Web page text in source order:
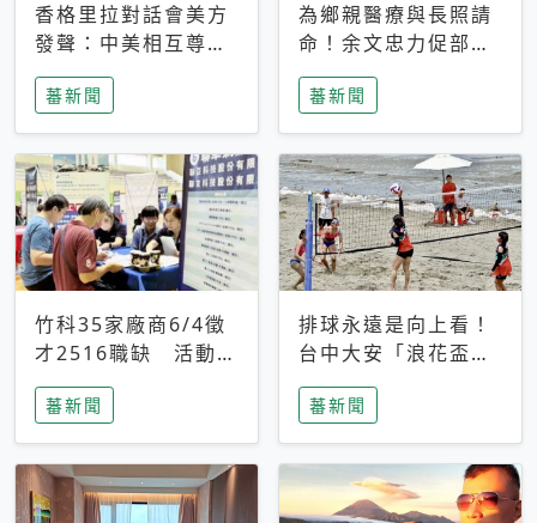
香格里拉對話會美方
發聲：中美相互尊
重、良性溝通事關全
球和平穩定
蕃新聞
為鄉親醫療與長照請
命！余文忠力促部苗
升格「台大苗栗分
院」
蕃新聞
竹科35家廠商6/4徵
才2516職缺 活動當
天完成面試2家廠商
即可參加抽獎
蕃新聞
排球永遠是向上看！
台中大安「浪花盃」
沙排賽今日起跑 烈
日、海風、餐車派對
引爆海線初夏
蕃新聞